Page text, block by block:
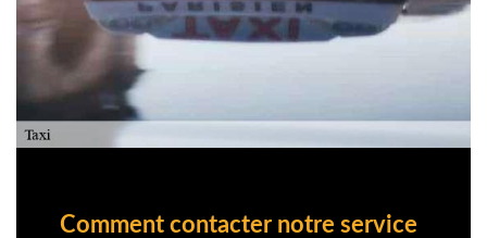
Comment contacter notre service